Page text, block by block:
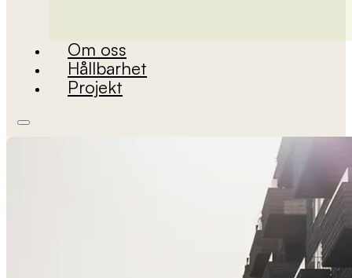
Om oss
Hållbarhet
Projekt